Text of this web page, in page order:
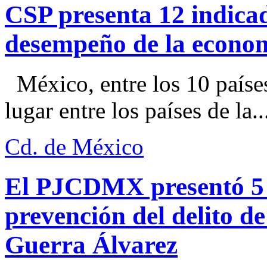
CSP presenta 12
desempeño de la
México, entre los 10
lugar entre los países de
Cd. de México
El PJCDMX presentó
prevención del delito
Guerra Álvarez